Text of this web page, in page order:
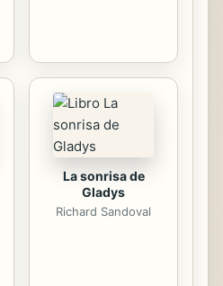
La sonrisa de
Gladys
Richard Sandoval